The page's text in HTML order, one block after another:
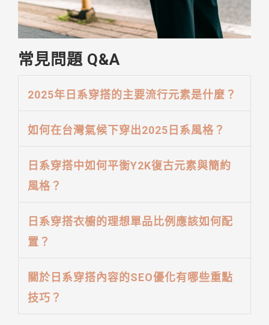
常見問題 Q&A
2025年日系穿搭的主要流行元素是什麼？
如何在台灣氣候下穿出2025日系風格？
日系穿搭中如何平衡Y2K復古元素與簡約
風格？
日系穿搭衣櫥的理想單品比例應該如何配
置？
關於日系穿搭內容的SEO優化有哪些重點
技巧？